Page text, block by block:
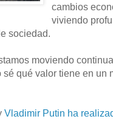
cambios
viviendo
sociedad.
moviendo
sé qué valor tiene en un
Vladimir Putin ha